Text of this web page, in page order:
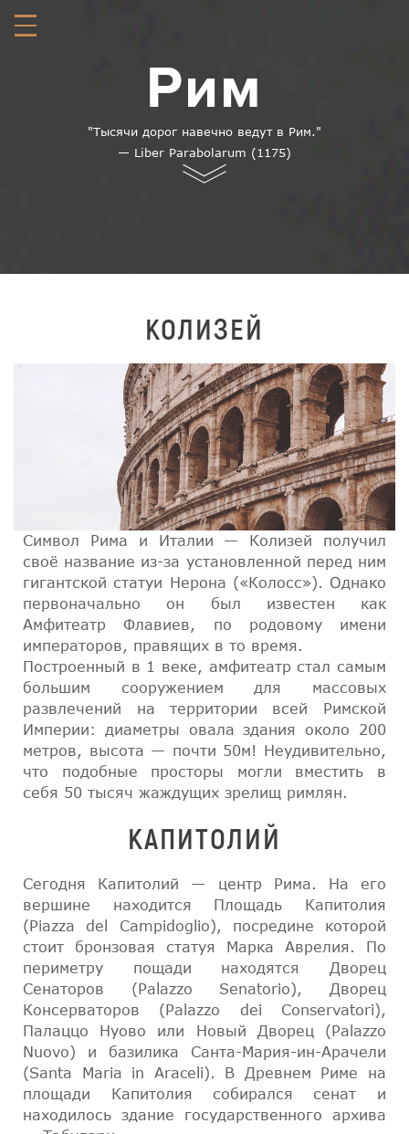
Menu
Рим
"Тысячи дорог навечно ведут в Рим."
— Liber Parabolarum (1175)
КОЛИЗЕЙ
Символ Рима и Италии — Колизей получил
своё название из-за установленной перед ним
гигантской статуи Нерона («Колосс»). Однако
первоначально он был известен как
Амфитеатр Флавиев, по родовому имени
императоров, правящих в то время.
Построенный в 1 веке, амфитеатр стал самым
большим сооружением для массовых
развлечений на территории всей Римской
Империи: диаметры овала здания около 200
метров, высота — почти 50м! Неудивительно,
что подобные просторы могли вместить в
себя 50 тысяч жаждущих зрелищ римлян.
КАПИТОЛИЙ
Сегодня Капитолий — центр Рима. На его
вершине находится Площадь Капитолия
(Piazza del Campidoglio), посредине которой
стоит бронзовая статуя Марка Аврелия. По
периметру пощади находятся Дворец
Сенаторов (Palazzo Senatorio), Дворец
Консерваторов (Palazzo dei Conservatori),
Палаццо Нуово или Новый Дворец (Palazzo
Nuovo) и базилика Санта-Мария-ин-Арачели
(Santa Maria in Araceli). В Древнем Риме на
площади Капитолия собирался сенат и
находилось здание государственного архива